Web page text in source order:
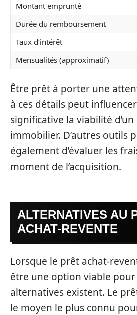
Montant emprunté
Durée du remboursement
Taux d’intérêt
Mensualités (approximatif)
Être prêt à porter une
à ces détails peut
significative la viabilité
immobilier. D’autres outils
également d’évaluer les
moment de l’acquisition.
ALTERNATIVES AU
ACHAT-REVENTE
Lorsque le prêt achat-
être une option viable pour
alternatives existent. Le
le moyen le plus connu